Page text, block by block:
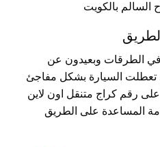
بالكويت
الطرقات وبعيدون عن
تعطلت السيارة بشكل مفاجئ
رقم كراج متنقل اون لاين
المساعدة على الطريق